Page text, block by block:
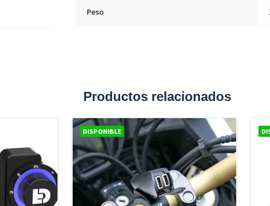
Peso
Productos relacionados
DISPONIBLE